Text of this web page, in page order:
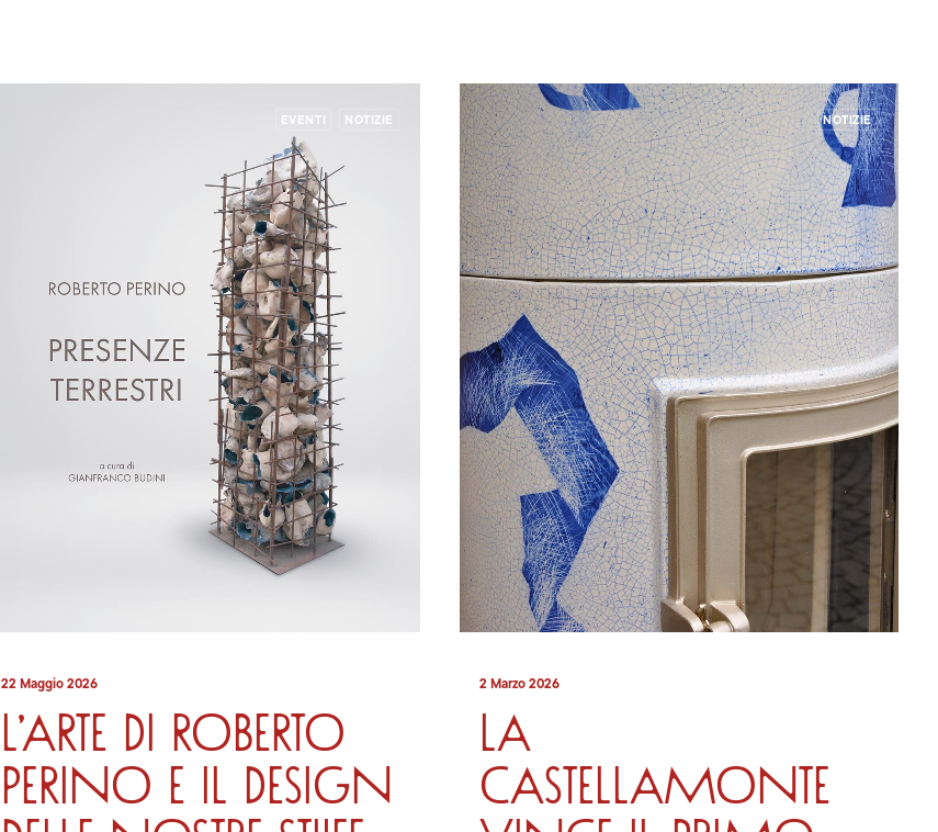
EVENTI NOTIZIE
22 Maggio 2026
L’arte di Roberto
Perino e il design
NOTIZIE
2 Marzo 2026
La
Castellamonte